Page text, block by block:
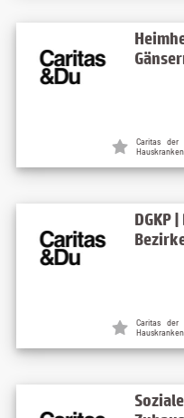
Caritas der
DGKP
Caritas der